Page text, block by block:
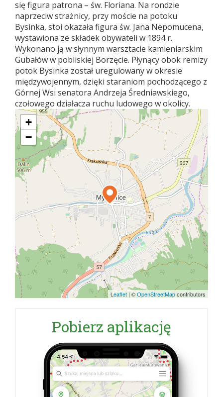
się figura patrona – św. Floriana. Na rondzie
naprzeciw strażnicy, przy moście na potoku
Bysinka, stoi okazała figura św. Jana Nepomucena,
wystawiona ze składek obywateli w 1894 r.
Wykonano ją w słynnym warsztacie kamieniarskim
Gubałów w pobliskiej Borzęcie. Płynący obok remizy
potok Bysinka został uregulowany w okresie
międzywojennym, dzięki staraniom pochodzącego z
Górnej Wsi senatora Andrzeja Średniawskiego,
czołowego działacza ruchu ludowego w okolicy.
+
−
Leaflet |©OpenStreetMapcontributors
Pobierz aplikację